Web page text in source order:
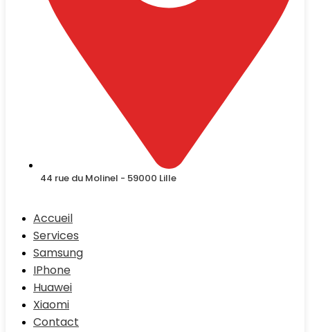
44 rue du Molinel - 59000 Lille
Accueil
Services
Samsung
IPhone
Huawei
Xiaomi
Contact